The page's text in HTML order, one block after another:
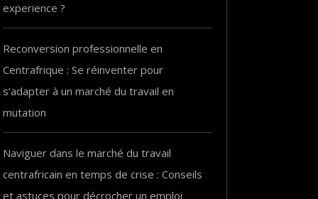
experience ?
Reconversion professionnelle en
Centrafrique : Se réinventer pour
s’adapter à un marché du travail en
mutation
Naviguer dans le marché du travail
centrafricain en temps de crise : Conseils
et astuces pour décrocher un emploi